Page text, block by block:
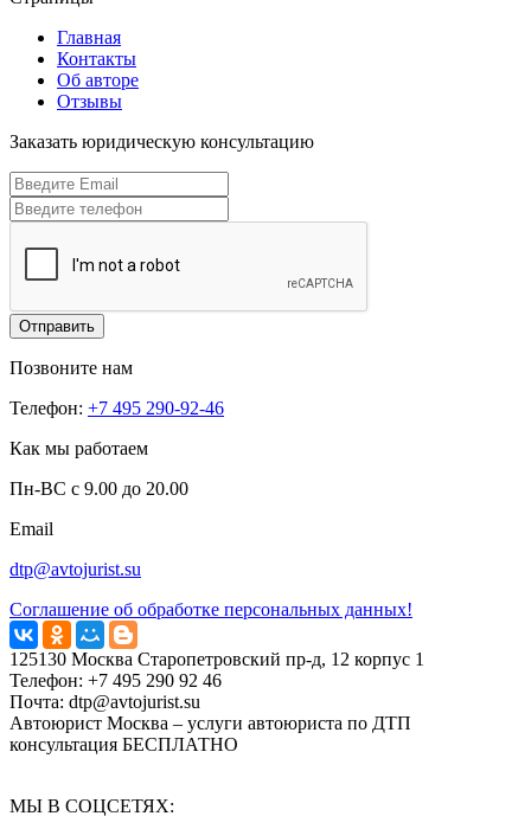
Главная
Контакты
Об авторе
Отзывы
Заказать юридическую консультацию
Отправить
Позвоните нам
Телефон: +7 495 290-92-46
Как мы работаем
Пн-ВС с 9.00 до 20.00
Email
dtp@avtojurist.su
Соглашение об обработке персональных данных!
125130 Москва Старопетровский пр-д, 12 корпус 1
Телефон: +7 495 290 92 46
Почта: dtp@avtojurist.su
Автоюрист Москва – услуги автоюриста по ДТП
консультация БЕСПЛАТНО
МЫ В СОЦСЕТЯХ: